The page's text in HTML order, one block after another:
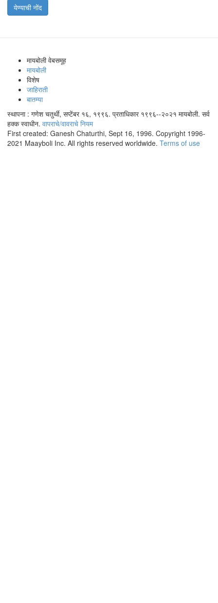
येण्याची नोंद
मायबोली वेबसमूह
मायबोली
विशेष
जाहिराती
बातम्या
स्थापना : गणेश चतुर्थी, सप्टेंबर १६, १९९६. प्रताधिकार १९९६--२०२१ मायबोली. सर्व
हक्क स्वाधीन. वापराचे/वावराचे नियम
First created: Ganesh Chaturthi, Sept 16, 1996. Copyright 1996-
2021 Maayboli Inc. All rights reserved worldwide. Terms of use